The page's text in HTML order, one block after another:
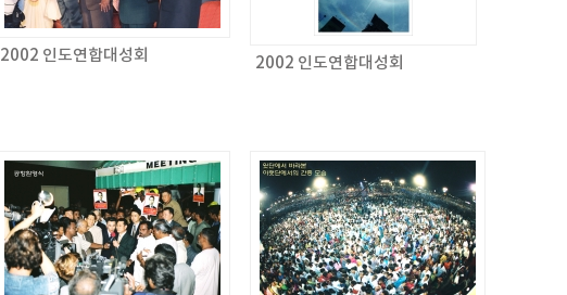
2002 인도연합대성회 2002 인도연합대성회